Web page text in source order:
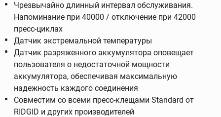
Чрезвычайно длинный интервал обслуживания.
Напоминание при 40000 / отключение при 42000
пресс-циклах
Датчик экстремальной температуры
Датчик разряженного аккумулятора оповещает
пользователя о недостаточной мощности
аккумулятора, обеспечивая максимальную
надежность каждого соединения
Совместим со всеми пресс-клещами Standard от
RIDGID и других производителей